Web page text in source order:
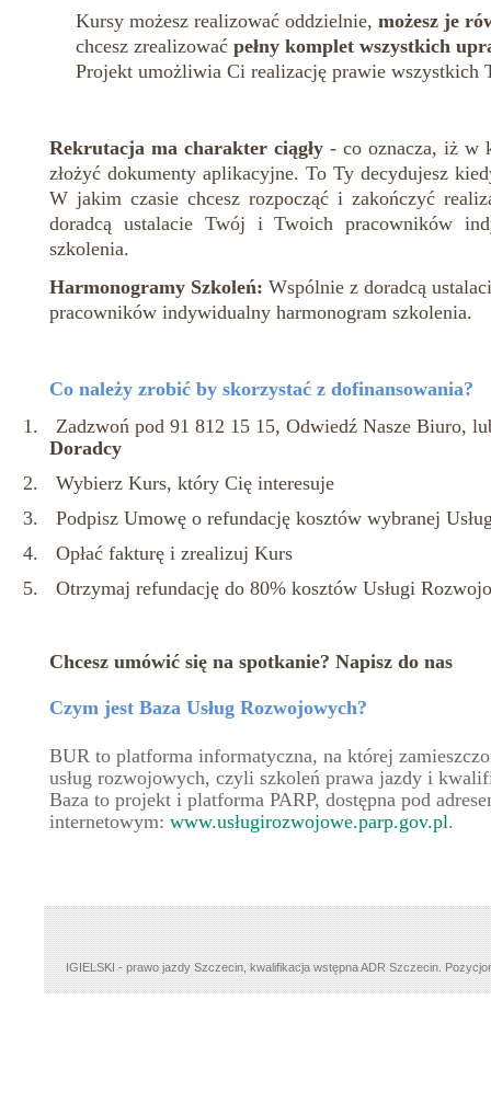
Kursy możesz realizować oddzielnie, możesz je
chcesz zrealizować pełny komplet wszystkich
Projekt umożliwia Ci realizację prawie wszystkich
Rekrutacja ma charakter ciągły - co oznacza, iż w
złożyć dokumenty aplikacyjne. To Ty decydujesz
W jakim czasie chcesz rozpocząć i zakończyć
doradcą ustalacie Twój i Twoich pracowników
szkolenia.
Harmonogramy Szkoleń: Wspólnie z doradcą
pracowników indywidualny harmonogram szkolenia.
Co należy zrobić by skorzystać z dofinansowania?
1.
Zadzwoń pod 91 812 15 15, Odwiedź Nasze Biuro,
Doradcy
2.
Wybierz Kurs, który Cię interesuje
3.
Podpisz Umowę o refundację kosztów wybranej
4.
Opłać fakturę i zrealizuj Kurs
5.
Otrzymaj refundację do 80% kosztów Usługi
Chcesz umówić się na spotkanie? Napisz do nas
Czym jest Baza Usług Rozwojowych?
BUR to platforma informatyczna, na której
usług rozwojowych, czyli szkoleń prawa jazdy i
Baza to projekt i platforma PARP, dostępna pod
internetowym: www.usługirozwojowe.parp.gov.pl.
IGIELSKI - prawo jazdy Szczecin, kwalifikacja wstępna ADR Szczecin.